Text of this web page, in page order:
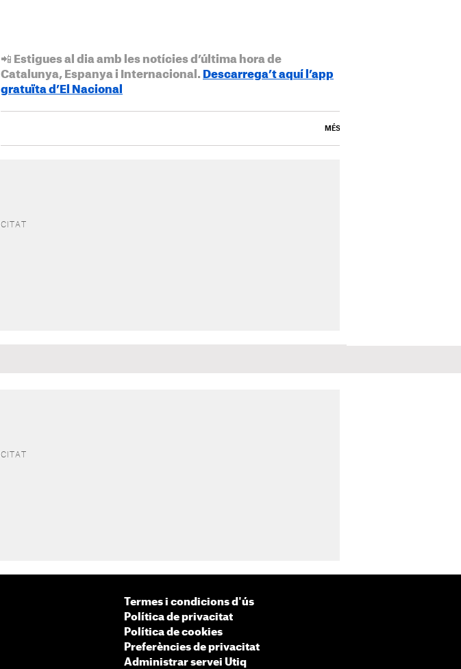
📲 Estigues al dia amb les notícies d’última hora de
Catalunya, Espanya i Internacional. Descarrega’t aquí l’app
gratuïta d’El Nacional
MÉS
Termes i condicions d'ús
Política de privacitat
Política de cookies
Preferències de privacitat
Administrar servei Utiq